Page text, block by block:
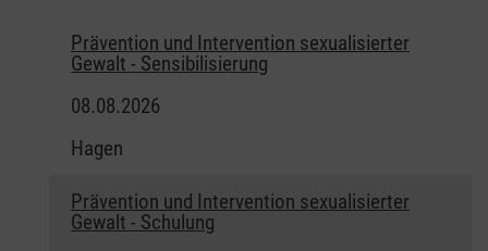
Prävention und Intervention sexualisierter
Gewalt - Sensibilisierung
08.08.2026
Hagen
Prävention und Intervention sexualisierter
Gewalt - Schulung